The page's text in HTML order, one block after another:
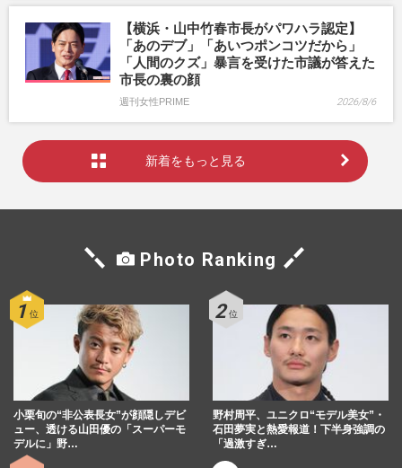
【横浜・山中竹春市長がパワハラ認定】
「あのデブ」「あいつポンコツだから」
「人間のクズ」暴言を受けた市議が答えた
市長の裏の顔
週刊女性PRIME 2026/8/6
新着をもっと見る
Photo Ranking
小栗旬の“非公表長女”が顔隠しデビ
ュー、透ける山田優の「スーパーモ
デルに」野…
野村周平、ユニクロ“モデル美女”・
石田夢実と熱愛報道！下半身強調の
「過激すぎ…